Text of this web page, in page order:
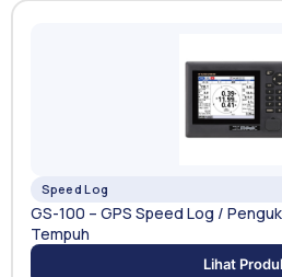
Speed Log
GS-100 – GPS Speed Log /
Tempuh
Lihat